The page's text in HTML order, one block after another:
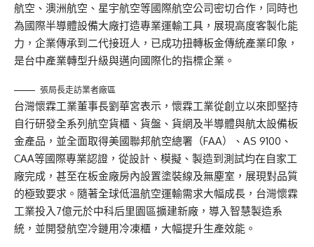
航空、澳洲航空、星宇航空等國際航空公司密切合作，同時也
為國際半導體設備大廠打造專業運輸工具，展現高度客製化能
力，企業傳承到二代接班人，已成功扭轉板金傳統產業印象，
是台中產業轉型升級與邁向國際化的指標企業。
張局長走訪業者廠區
台灣懷霖工業董事長劉華宮表示，懷霖工業從創立以來即堅持
自行研發全系列航空貨櫃、貨盤、貨網及半導體與航太設備板
金產品，並全面取得美國聯邦航空總署（FAA）、AS 9100、
CAA等國際專業認證，從設計、模擬、製造到測試均在自家工
廠完成，甚至在板金廠房內設置塗裝線及無塵室，展現對品質
的極致要求。隨著全球低溫航空運輸需求大幅成長，台灣懷霖
工業投入7億元於中科后里園區擴建新廠，導入智慧製造系
統，並開發航空冷鏈用冷凍櫃，大幅提升生產效能。